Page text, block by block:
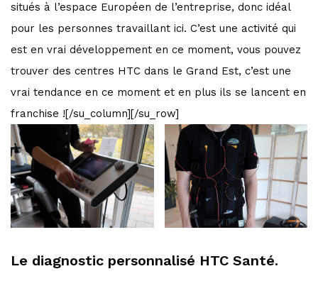
situés à l’espace Européen de l’entreprise, donc idéal
pour les personnes travaillant ici. C’est une activité qui
est en vrai développement en ce moment, vous pouvez
trouver des centres HTC dans le Grand Est, c’est une
vrai tendance en ce moment et en plus ils se lancent en
franchise ![/su_column][/su_row]
Le diagnostic personnalisé HTC Santé.